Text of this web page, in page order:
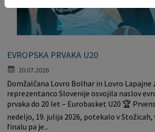
EVROPSKA PRVAKA U20
20.07.2026
Domžalčana Lovro Bolhar in Lovro Lapajne
reprezentanco Slovenije osvojila naslov
prvaka do 20 let – Eurobasket U20 🏆
nedeljo, 19. julija 2026, potekalo v Stožicah,
finalu pa je...